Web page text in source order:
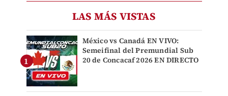
LAS MÁS VISTAS
México vs Canadá EN VIVO:
Semeifinal del Premundial Sub
20 de Concacaf 2026 EN DIRECTO